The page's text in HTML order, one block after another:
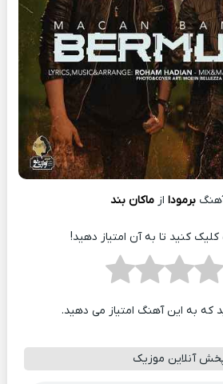
برمودا ازماکان بند
کنید تا به آن امتیاز دهید!
که به این آهنگ امتیاز می دهید.
آنلاین موزیک